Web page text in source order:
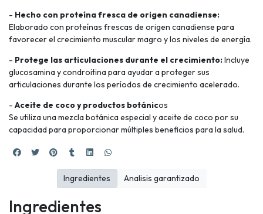
- Hecho con proteína fresca de origen canadiense:
Elaborado con proteínas frescas de origen canadiense para
favorecer el crecimiento muscular magro y los niveles de energía.
- Protege las articulaciones durante el crecimiento:Incluye
glucosamina y condroitina para ayudar a proteger sus
articulaciones durante los períodos de crecimiento acelerado.
- Aceite de coco y productos botánicos
Se utiliza una mezcla botánica especial y aceite de coco por su
capacidad para proporcionar múltiples beneficios para la salud.
Ingredientes
Ingredientes Analisis garantizado